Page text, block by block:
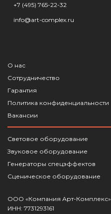
+7 (495) 765-22-32
info@art-complex.ru
О нас
Сотрудничество
Гарантия
Политика конфиденциальности
Вакансии
Световое оборудование
Звуковое оборудование
Генераторы спецэффектов
Сценическое оборудование
ООО «Компания Арт-Комплекс»
ИНН: 7731293161